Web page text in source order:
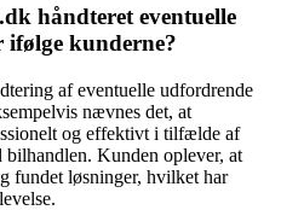
håndteret eventuelle
kunderne?
af eventuelle udfordrende
nævnes det, at
og effektivt i tilfælde af
Kunden oplever, at
fundet løsninger, hvilket har